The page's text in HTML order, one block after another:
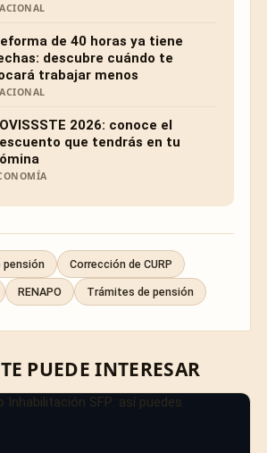
de 40 horas ya tiene
descubre cuándo te
trabajar menos
2026: conoce el
que tendrás en tu
pensión Corrección de CURP
RENAPO Trámites de pensión
PUEDE INTERESAR